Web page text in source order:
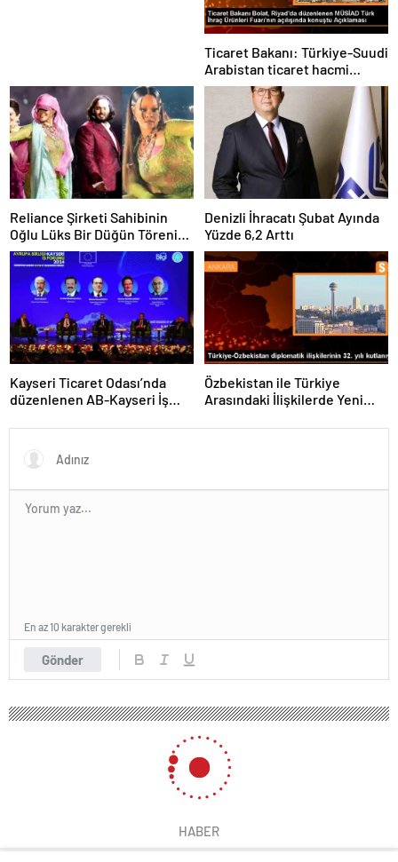
Ticaret Bakanı: Türkiye-Suudi
Arabistan ticaret hacmi
artacak
Reliance Şirketi Sahibinin
Oğlu Lüks Bir Düğün Töreni
Düzenledi
Denizli İhracatı Şubat Ayında
Yüzde 6,2 Arttı
Kayseri Ticaret Odası’nda
düzenlenen AB-Kayseri İş
ve dijitalleşme vurgusu
yapıldı
Özbekistan ile Türkiye
Arasındaki İlişkilerde Yeni
Gönder
En az 10 karakter gerekli
HABER